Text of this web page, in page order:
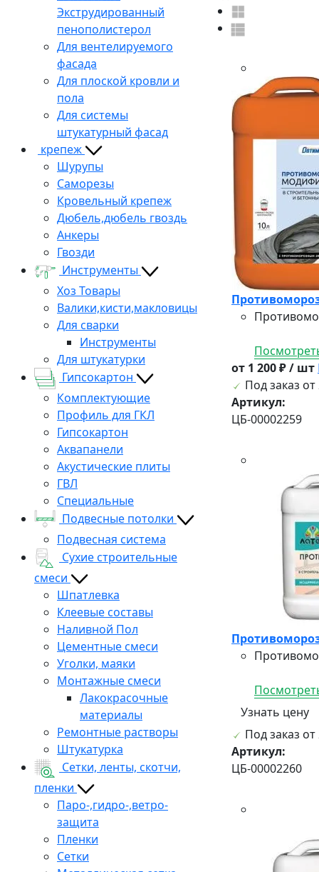
Экструдированный
пенополистерол
Для вентелируемого
фасада
Для плоской кровли и
пола
Для системы
штукатурный фасад
крепеж
Шурупы
Саморезы
Кровельный крепеж
Дюбель,дюбель гвоздь
Анкеры
Гвозди
Инструменты
Хоз Товары
Валики,кисти,макловицы
Для сварки
Инструменты
Для штукатурки
Гипсокартон
Комплектующие
Профиль для ГКЛ
Гипсокартон
Аквапанели
Акустические плиты
ГВЛ
Специальные
Подвесные потолки
Подвесная система
Сухие строительные
смеси
Шпатлевка
Клеевые составы
Наливной Пол
Цементные смеси
Уголки, маяки
Монтажные смеси
Лакокрасочные
материалы
Ремонтные растворы
Штукатурка
Сетки, ленты, скотчи,
пленки
Паро-,гидро-,ветро-
защита
Пленки
Сетки
от 1 200 ₽ / шт
Под заказ от
Артикул:
ЦБ-00002259
Узнать цену
Под заказ от
Артикул:
ЦБ-00002260